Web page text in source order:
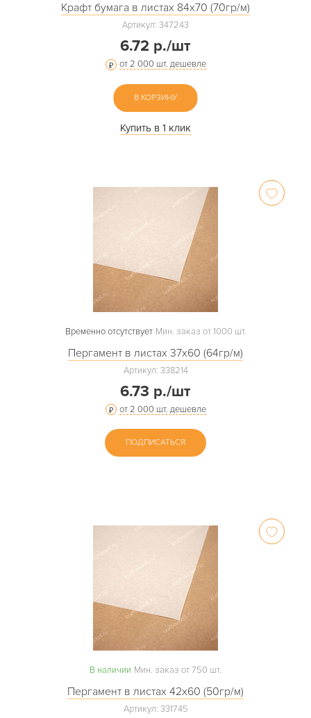
Крафт бумага в листах 84х70 (70гр/м)
Артикул: 347243
6.72 р./шт
от 2 000 шт. дешевле
В КОРЗИНУ
Купить в 1 клик
Временно отсутствует Мин. заказ от 1000 шт.
Пергамент в листах 37х60 (64гр/м)
Артикул: 338214
6.73 р./шт
от 2 000 шт. дешевле
ПОДПИСАТЬСЯ
В наличии Мин. заказ от 750 шт.
Пергамент в листах 42х60 (50гр/м)
Артикул: 331745